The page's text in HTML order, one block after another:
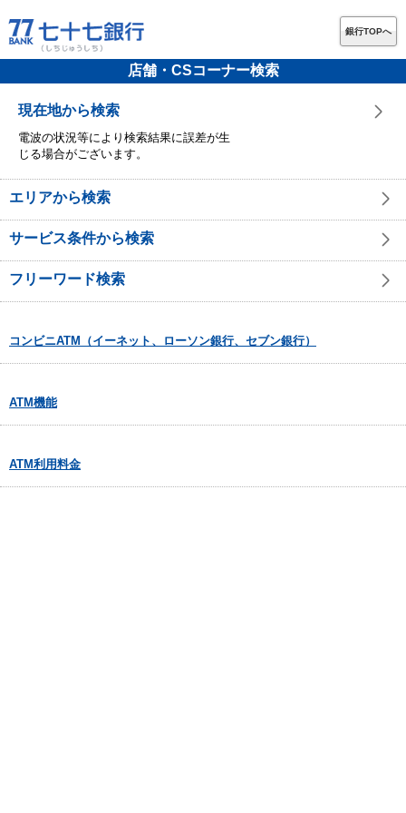
銀行TOPへ
店舗・CSコーナー検索
現在地から検索
電波の状況等により検索結果に誤差が生
じる場合がございます。
エリアから検索
サービス条件から検索
フリーワード検索
コンビニATM（イーネット、ローソン銀行、セブン銀行）
ATM機能
ATM利用料金